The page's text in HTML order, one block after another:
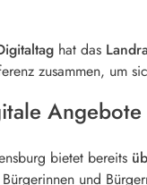
hat das
zusammen, um
bietet bereits
und